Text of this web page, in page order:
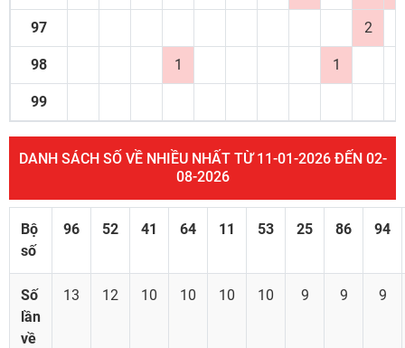
97 2
98 1 1
99
DANH SÁCH SỐ VỀ NHIỀU NHẤT TỪ 11-01-2026 ĐẾN 02-
08-2026
Bộ
số
96 52 41 64 11 53 25 86 94
Số
lần
về
13 12 10 10 10 10 9 9 9